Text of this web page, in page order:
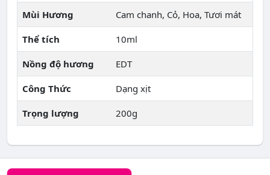
Mùi Hương Cam chanh, Cỏ, Hoa, Tươi mát
Thể tích 10ml
Nồng độ hương EDT
Công Thức Dạng xịt
Trọng lượng 200g